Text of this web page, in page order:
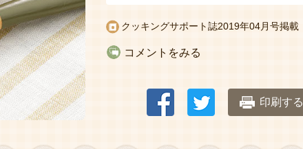
クッキングサポート誌2019年04月号掲載
コメントをみる
印刷する